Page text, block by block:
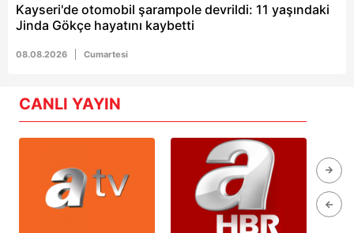
Kayseri'de otomobil şarampole devrildi: 11 yaşındaki
Jinda Gökçe hayatını kaybetti
08.08.2026 Cumartesi
CANLI YAYIN